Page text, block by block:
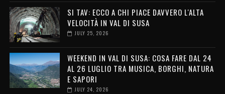
SI TAV: ECCO A CHI PIACE DAVVERO L'ALTA
VELOCITÀ IN VAL DI SUSA
JULY 25, 2026
WEEKEND IN VAL DI SUSA: COSA FARE DAL 24
AL 26 LUGLIO TRA MUSICA, BORGHI, NATURA
E SAPORI
JULY 24, 2026